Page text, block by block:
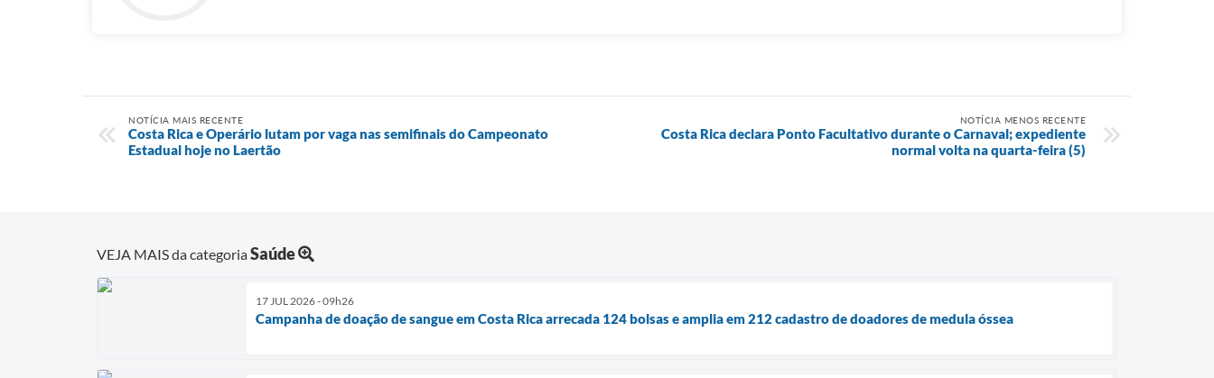
NOTÍCIA MAIS RECENTE
Costa Rica e Operário lutam por vaga nas semifinais do Campeonato
Estadual hoje no Laertão
NOTÍCIA MENOS RECENTE
Costa Rica declara Ponto Facultativo durante o Carnaval; expediente
normal volta na quarta-feira (5)
VEJA MAIS da categoriaSaúde
17 JUL 2026 - 09h26
Campanha de doação de sangue em Costa Rica arrecada 124 bolsas e amplia em 212 cadastro de doadores de medula óssea